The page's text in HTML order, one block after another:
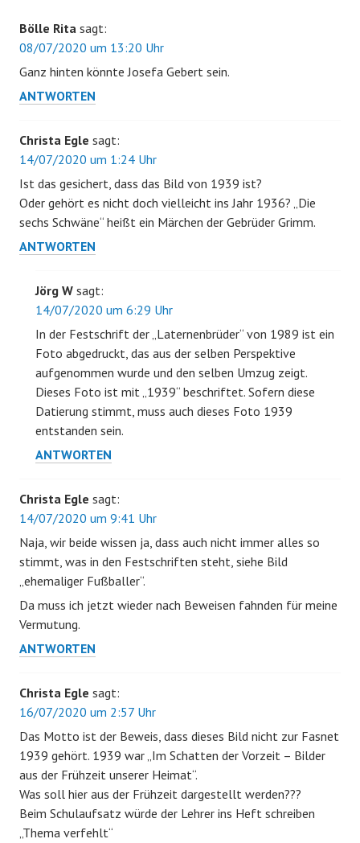
Bölle Rita sagt:
08/07/2020 um 13:20 Uhr
Ganz hinten könnte Josefa Gebert sein.
ANTWORTEN
Christa Egle sagt:
14/07/2020 um 1:24 Uhr
Ist das gesichert, dass das Bild von 1939 ist?
Oder gehört es nicht doch vielleicht ins Jahr 1936? „Die
sechs Schwäne“ heißt ein Märchen der Gebrüder Grimm.
ANTWORTEN
Jörg W sagt:
14/07/2020 um 6:29 Uhr
In der Festschrift der „Laternenbrüder“ von 1989 ist ein
Foto abgedruckt, das aus der selben Perspektive
aufgenommen wurde und den selben Umzug zeigt.
Dieses Foto ist mit „1939“ beschriftet. Sofern diese
Datierung stimmt, muss auch dieses Foto 1939
entstanden sein.
ANTWORTEN
Christa Egle sagt:
14/07/2020 um 9:41 Uhr
Naja, wir beide wissen ja, dass auch nicht immer alles so
stimmt, was in den Festschriften steht, siehe Bild
„ehemaliger Fußballer“.
Da muss ich jetzt wieder nach Beweisen fahnden für meine
Vermutung.
ANTWORTEN
Christa Egle sagt:
16/07/2020 um 2:57 Uhr
Das Motto ist der Beweis, dass dieses Bild nicht zur Fasnet
1939 gehört. 1939 war „Im Schatten der Vorzeit – Bilder
aus der Frühzeit unserer Heimat“.
Was soll hier aus der Frühzeit dargestellt werden???
Beim Schulaufsatz würde der Lehrer ins Heft schreiben
„Thema verfehlt“